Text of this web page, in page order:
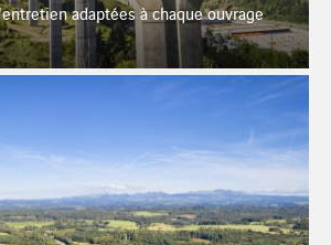
adaptées à chaque ouvrage